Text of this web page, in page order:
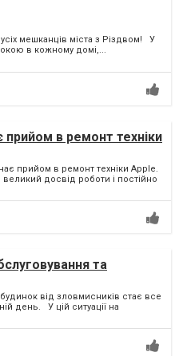
мешканців міста з Різдвом! У
в кожному домі,...
прийом в ремонт техніки
прийом в ремонт техніки Apple.
досвід роботи і постійно
та
від зловмисників стає все
день. У цій ситуації на